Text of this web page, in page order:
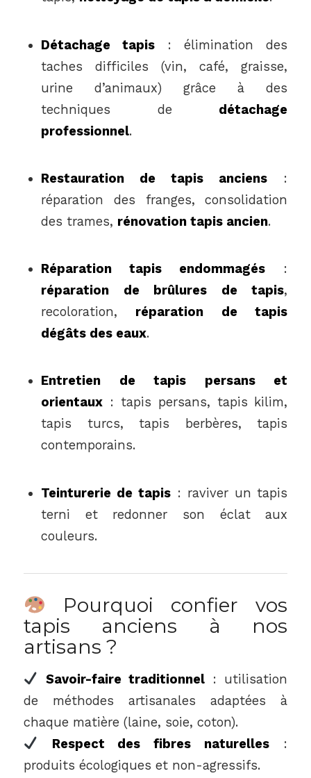
Détachage tapis : élimination des
taches difficiles (vin, café, graisse,
urine d’animaux) grâce à des
techniques de détachage
professionnel.
Restauration de tapis anciens :
réparation des franges, consolidation
des trames, rénovation tapis ancien.
Réparation tapis endommagés :
réparation de brûlures de tapis,
recoloration, réparation de tapis
dégâts des eaux.
Entretien de tapis persans et
orientaux: tapis persans, tapis kilim,
tapis turcs, tapis berbères, tapis
contemporains.
Teinturerie de tapis: raviver un tapis
terni et redonner son éclat aux
couleurs.
Pourquoi confier vos
tapis anciens à nos
artisans ?
Savoir-faire traditionnel: utilisation
de méthodes artisanales adaptées à
chaque matière (laine, soie, coton).
Respect des fibres naturelles :
produits écologiques et non-agressifs.